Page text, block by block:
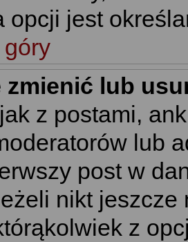
opcji jest
zmienić lub
z postami,
lub
post w
nikt jeszcze
z